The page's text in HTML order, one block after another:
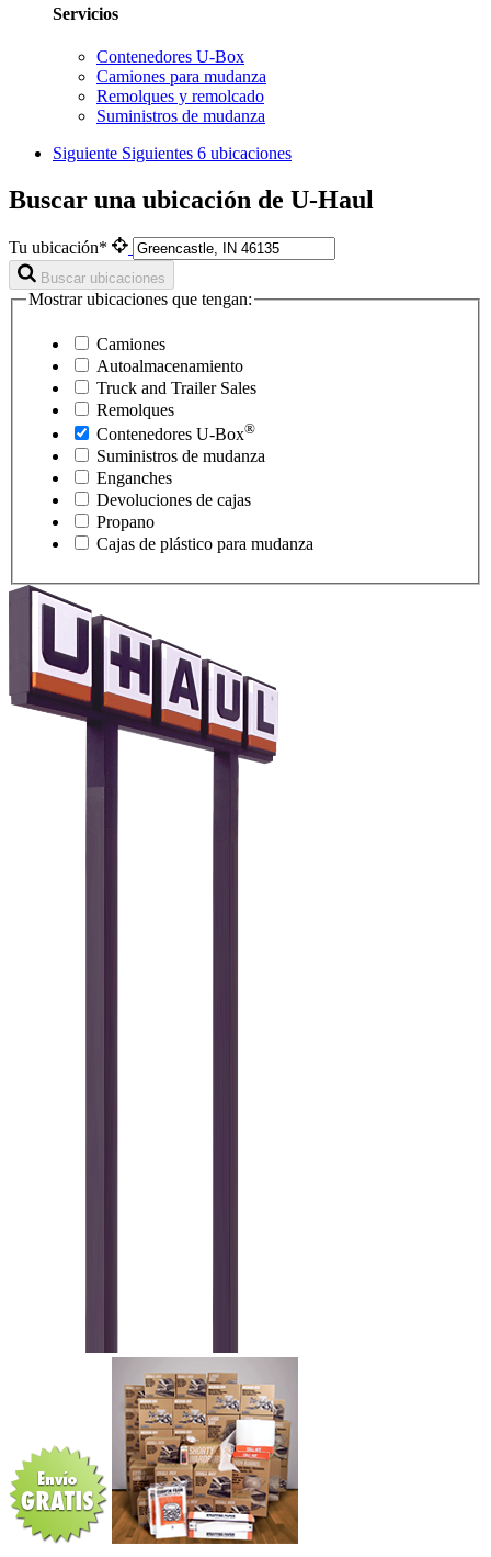
Servicios
Contenedores U-Box
Camiones para mudanza
Remolques y remolcado
Suministros de mudanza
Siguiente Siguientes 6 ubicaciones
Buscar una ubicación de U-Haul
Tu ubicación*
Buscar ubicaciones
Mostrar ubicaciones que tengan:
Camiones
Autoalmacenamiento
Truck and Trailer Sales
Remolques
Contenedores U-Box®
Suministros de mudanza
Enganches
Devoluciones de cajas
Propano
Cajas de plástico para mudanza